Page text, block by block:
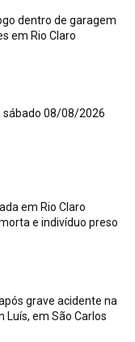
dentro de garagem
em Rio Claro
sábado 08/08/2026
em Rio Claro
e indivíduo preso
grave acidente na
Luís, em São Carlos